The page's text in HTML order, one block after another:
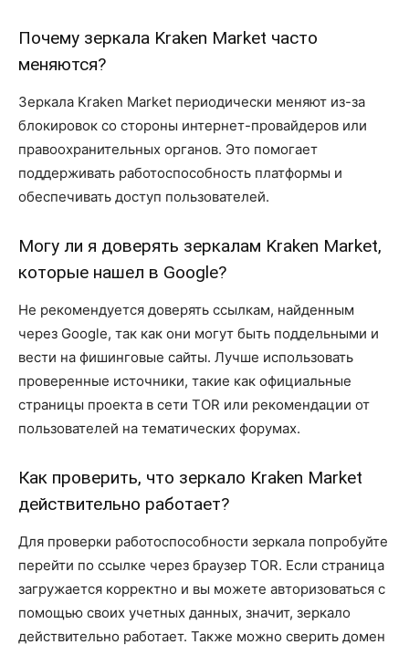
Почему зеркала Kraken Market часто
меняются?
Зеркала Kraken Market периодически меняют из-за
блокировок со стороны интернет-провайдеров или
правоохранительных органов. Это помогает
поддерживать работоспособность платформы и
обеспечивать доступ пользователей.
Могу ли я доверять зеркалам Kraken Market,
которые нашел в Google?
Не рекомендуется доверять ссылкам, найденным
через Google, так как они могут быть поддельными и
вести на фишинговые сайты. Лучше использовать
проверенные источники, такие как официальные
страницы проекта в сети TOR или рекомендации от
пользователей на тематических форумах.
Как проверить, что зеркало Kraken Market
действительно работает?
Для проверки работоспособности зеркала попробуйте
перейти по ссылке через браузер TOR. Если страница
загружается корректно и вы можете авторизоваться с
помощью своих учетных данных, значит, зеркало
действительно работает. Также можно сверить домен